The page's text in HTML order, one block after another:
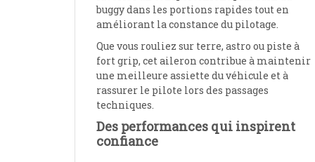
buggy dans les portions rapides tout en
améliorant la constance du pilotage.
Que vous rouliez sur terre, astro ou piste à
fort grip, cet aileron contribue à maintenir
une meilleure assiette du véhicule et à
rassurer le pilote lors des passages
techniques.
Des performances qui inspirent
confiance